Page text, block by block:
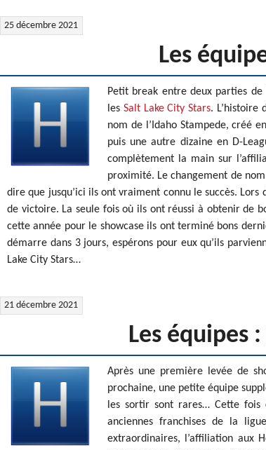
25 décembre 2021
Les
Petit break entre deux parties de
les Salt Lake City Stars. L’histoire
nom de l’Idaho Stampede, créé
puis une autre dizaine en D-
complètement la main sur
proximité. Le changement de
dire que jusqu’ici ils ont vraiment connu le succès. Lors
de victoire. La seule fois où ils ont réussi à obtenir de
cette année pour le showcase ils ont terminé bons
démarre dans 3 jours, espérons pour eux qu’ils
Lake City Stars…
21 décembre 2021
Les équipes
Après une première levée de
prochaine, une petite équipe
les sortir sont rares… Cette fois
anciennes franchises de la
extraordinaires, l’affiliation aux